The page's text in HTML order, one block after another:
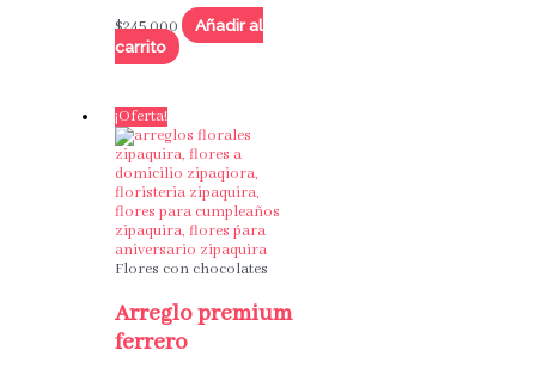
$245,000
Añadir al
carrito
¡Oferta!
Flores con chocolates
Arreglo premium
ferrero